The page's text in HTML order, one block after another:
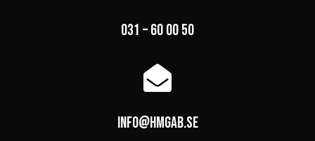
031 – 60 00 50

info@hmgab.se